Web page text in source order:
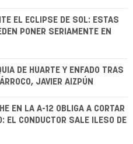
EL ECLIPSE DE SOL: ESTAS
PONER SERIAMENTE EN
DE HUARTE Y ENFADO TRAS
JAVIER AIZPÚN
EN LA A-12 OBLIGA A CORTAR
EL CONDUCTOR SALE ILESO DE